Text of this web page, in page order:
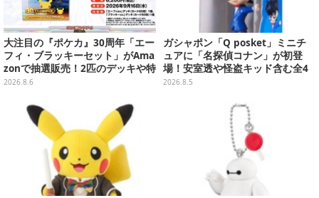
大注目の『ポケカ』30周年「エー
フィ・ブラッキーセット」がAma
zonで抽選販売！2匹のデッキや特
別カードを収録
2026.8.6
ガシャポン「Q posket」ミニチ
ュアに「名探偵コナン」が初登
場！安室透や怪盗キッド含む全4
種、パッケージをもとに裏面まで
2026.8.5